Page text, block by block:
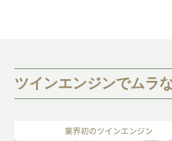
ツインエンジンでムラ